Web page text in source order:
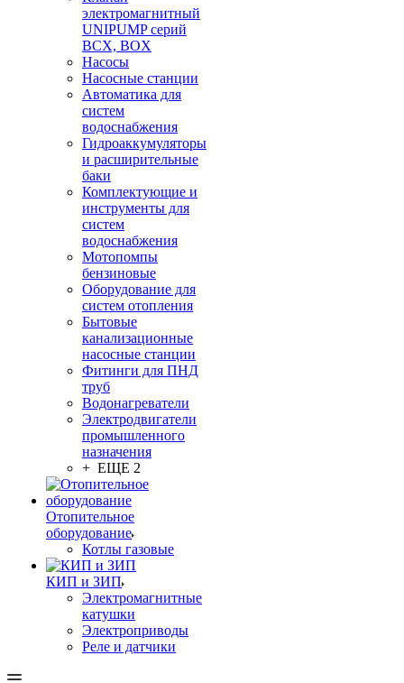
электромагнитный
UNIPUMP серий
BCX, BOX
Насосы
Насосные станции
Автоматика для
систем
водоснабжения
Гидроаккумуляторы
и расширительные
баки
Комплектующие и
инструменты для
систем
водоснабжения
Мотопомпы
бензиновые
Оборудование для
систем отопления
Бытовые
канализационные
насосные станции
Фитинги для ПНД
труб
Водонагреватели
Электродвигатели
промышленного
назначения
+ ЕЩЕ 2
Отопительное
оборудование
Котлы газовые
КИП и ЗИП
Электромагнитные
катушки
Электроприводы
Реле и датчики